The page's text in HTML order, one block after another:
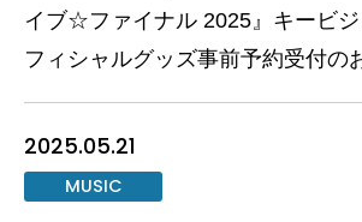
イブ☆ファイナル 2025』キービ
フィシャルグッズ事前予約受付の
2025.05.21
MUSIC